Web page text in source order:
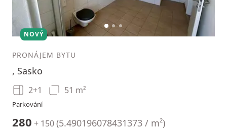
12 3
NOVÝ
PRONÁJEM BYTU
, Sasko
2+1 51 m²
Parkování
280 + 150(5.490196078431373 / m²)